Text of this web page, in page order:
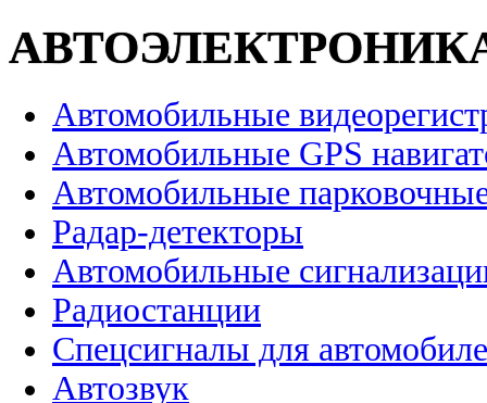
Автомобильные
Автомобильные GPS
Автомобильные
Радар-детекторы
Автомобильные
Радиостанции
Спецсигналы для
Автозвук